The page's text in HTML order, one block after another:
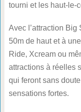
tourni et les haut-le-
Avec l’attraction
50m de haut et à
Ride, Xcream ou
attractions à réelles
qui feront sans
sensations fortes.